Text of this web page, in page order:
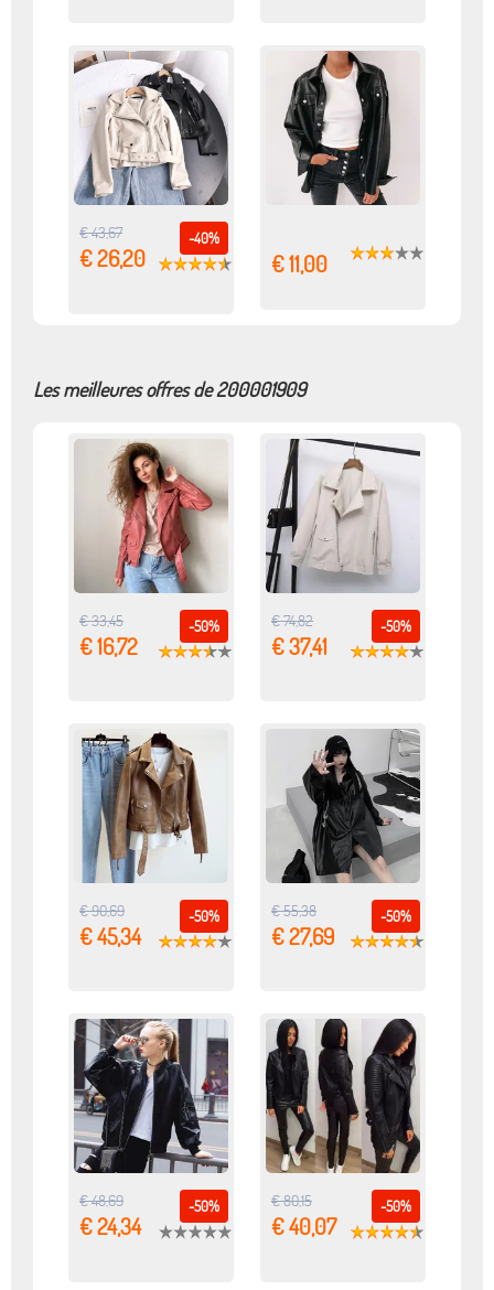
-40%
€ 43,67
€ 26,20 € 11,00
Les meilleures offres de 200001909
-50%
€ 33,45
€ 16,72
-50%
€ 74,82
€ 37,41
-50%
€ 90,69
€ 45,34
-50%
€ 55,38
€ 27,69
-50%
€ 48,69
€ 24,34
-50%
€ 80,15
€ 40,07